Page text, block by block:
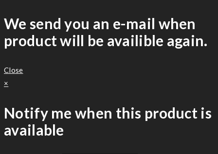
We send you an e-mail when
product will be availible again.
Close
×
Notify me when this product is
available